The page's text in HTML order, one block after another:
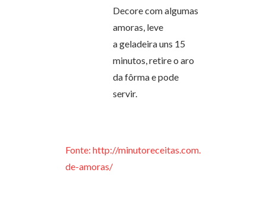
Decore com algumas
amoras, leve
a geladeira uns 15
minutos, retire o aro
da fôrma e pode
servir.
Fonte: http://minutoreceitas.com.br/torta-
de-amoras/